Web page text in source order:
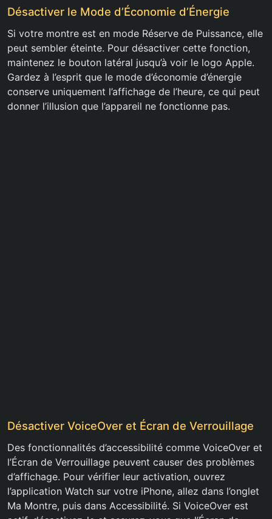
Désactiver le Mode d’Économie d’Énergie
Si votre montre est en mode Réserve de Puissance, elle
peut sembler éteinte. Pour désactiver cette fonction,
maintenez le bouton latéral jusqu’à voir le logo Apple.
Gardez à l’esprit que le mode d’économie d’énergie
conserve uniquement l’affichage de l’heure, ce qui peut
donner l’illusion que l’appareil ne fonctionne pas.
Désactiver VoiceOver et Écran de Verrouillage
Des fonctionnalités d’accessibilité comme VoiceOver et
l’Écran de Verrouillage peuvent causer des problèmes
d’affichage. Pour vérifier leur activation, ouvrez
l’application Watch sur votre iPhone, allez dans l’onglet
Ma Montre, puis dans Accessibilité. Si VoiceOver est